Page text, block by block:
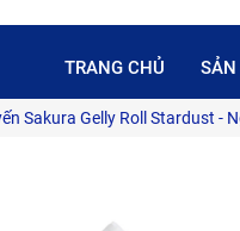
TRANG CHỦ
Sakura Gelly Roll Stardust -